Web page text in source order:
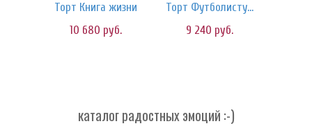
Торт Книга жизни
10 680 руб.
Торт Футболисту...
9 240 руб.
каталог радостных эмоций :-)